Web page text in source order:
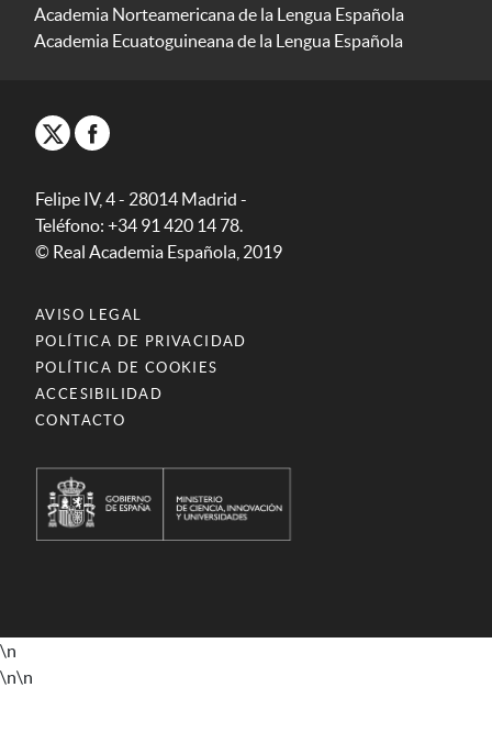
Academia Norteamericana de la Lengua Española
Academia Ecuatoguineana de la Lengua Española
Felipe IV, 4 - 28014 Madrid -
Teléfono: +34 91 420 14 78.
© Real Academia Española, 2019
AVISO LEGAL
POLÍTICA DE PRIVACIDAD
POLÍTICA DE COOKIES
ACCESIBILIDAD
CONTACTO
\n
\n\n